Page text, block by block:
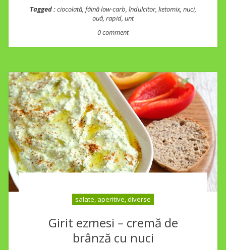
Tagged :ciocolată, făină low-carb, îndulcitor, ketomix, nuci,
ouă, rapid, unt
0 comment
salate, aperitive, diverse
Girit ezmesi – cremă de
brânză cu nuci